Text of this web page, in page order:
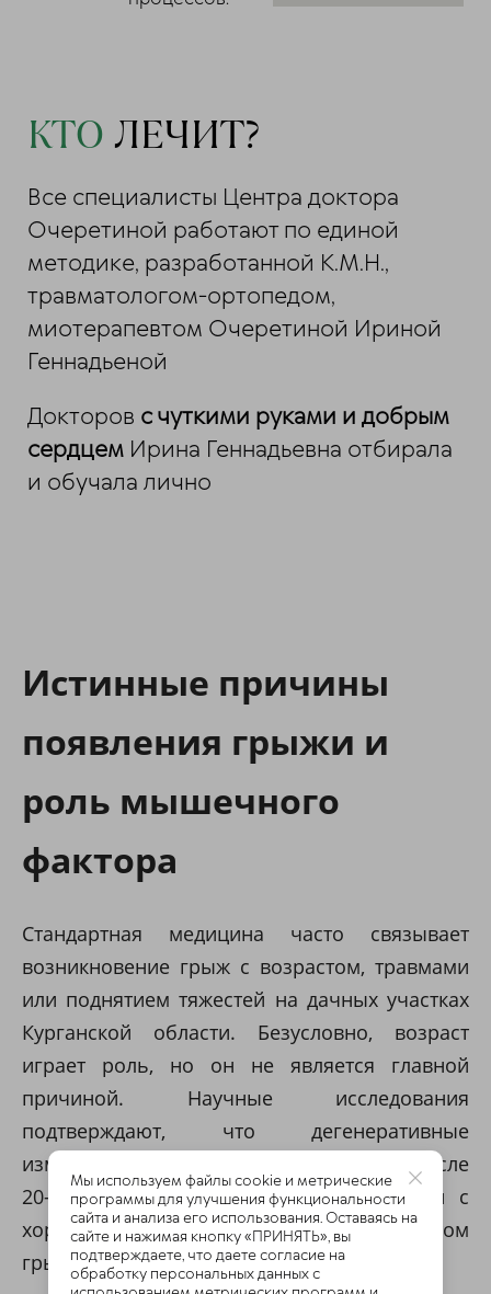
КТО ЛЕЧИТ?
Все специалисты Центра доктора
Очеретиной работают по единой
методике, разработанной К.М.Н.,
травматологом-ортопедом,
миотерапевтом Очеретиной Ириной
Геннадьеной
Докторов с чуткими руками и добрым
сердцем Ирина Геннадьевна отбирала
и обучала лично
Истинные причины
появления грыжи и
роль мышечного
фактора
Стандартная медицина часто связывает
возникновение грыж с возрастом, травмами
или поднятием тяжестей на дачных участках
Курганской области. Безусловно, возраст
играет роль, но он не является главной
причиной. Научные исследования
подтверждают, что дегенеративные
изменения в дисках начинаются уже после
20–25 лет. При этом у активных людей с
хорошим, эластичным мышечным корсетом
грыжи практически не возникают.
Мы используем файлы cookie и метрические
программы для улучшения функциональности
сайта и анализа его использования. Оставаясь на
сайте и нажимая кнопку «ПРИНЯТЬ», вы
подтверждаете, что даете согласие на
обработку персональных данных с